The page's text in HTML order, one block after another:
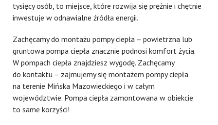
tysięcy osób, to miejsce, które rozwija się prężnie i chętnie
inwestuje w odnawialne źródła energii.
Zachęcamy do montażu pompy ciepła – powietrzna lub
gruntowa pompa ciepła znacznie podnosi komfort życia.
W pompach ciepła znajdziesz wygodę. Zachęcamy
do kontaktu – zajmujemy się montażem pompy ciepła
na terenie Mińska Mazowieckiego i w całym
województwie. Pompa ciepła zamontowana w obiekcie
to same korzyści!